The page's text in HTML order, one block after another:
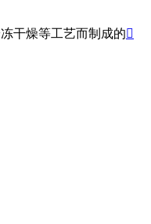
干燥等工艺而制成的